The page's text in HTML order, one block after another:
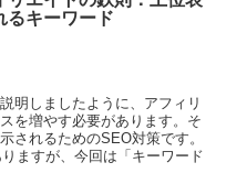
るキーワード
明しましたように、アフィリ
を増やす必要があります。そ
されるためのSEO対策です。
ますが、今回は「キーワード